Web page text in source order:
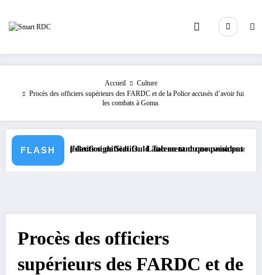
contenu
Accueil
Culture
Procès des officiers supérieurs des FARDC et de la Police accusés d’avoir fui
les combats à Goma.
FLASH
textes législatifs significatifs.
suite à l’élection de Sidi Ould Tah en tant que président de la Banque
Lancement du nouveau passeport
Procès des officiers
supérieurs des FARDC et de